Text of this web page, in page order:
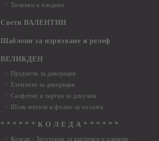
Тичинки и плодове
Свети ВАЛЕНТИН
Шаблони за изрязване и релеф
ВЕЛИКДЕН
Предмети за декорация
Елементи за декорация
Салфетки и хартии за декупаж
Шлак метали и фолио за позлата
* * * * * * К О Л Е Д А * * * * * *
Коледа - Заготовки за картички и пликове